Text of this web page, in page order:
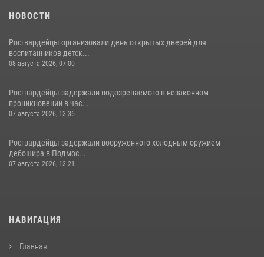
НОВОСТИ
Росгвардейцы организовали день открытых дверей для
воспитанников детск...
08 августа 2026, 07:00
Росгвардейцы задержали подозреваемого в незаконном
проникновении в час...
07 августа 2026, 13:36
Росгвардейцы задержали вооруженного холодным оружием
дебошира в Подмос...
07 августа 2026, 13:21
НАВИГАЦИЯ
Главная